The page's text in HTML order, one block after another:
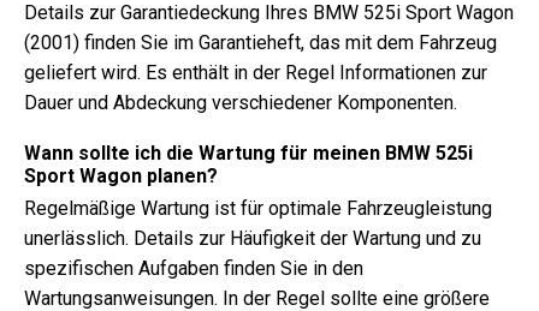
Details zur Garantiedeckung Ihres BMW 525i Sport Wagon
(2001) finden Sie im Garantieheft, das mit dem Fahrzeug
geliefert wird. Es enthält in der Regel Informationen zur
Dauer und Abdeckung verschiedener Komponenten.
Wann sollte ich die Wartung für meinen BMW 525i
Sport Wagon planen?
Regelmäßige Wartung ist für optimale Fahrzeugleistung
unerlässlich. Details zur Häufigkeit der Wartung und zu
spezifischen Aufgaben finden Sie in den
Wartungsanweisungen. In der Regel sollte eine größere